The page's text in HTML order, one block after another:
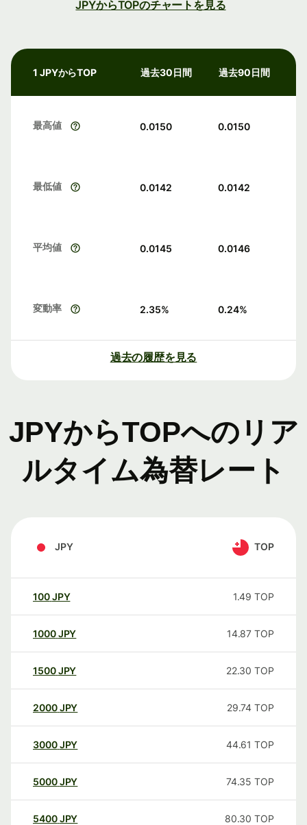
JPYからTOPのチャートを見る
1 JPYからTOP 過去30日間 過去90日間
最高値 0.0150 0.0150
最低値 0.0142 0.0142
平均値 0.0145 0.0146
変動率 2.35% 0.24%
過去の履歴を見る
JPYからTOPへのリア
ルタイム為替レート
JPY TOP
100JPY 1.49 TOP
1000JPY 14.87 TOP
1500JPY 22.30 TOP
2000JPY 29.74 TOP
3000JPY 44.61 TOP
5000JPY 74.35 TOP
5400JPY 80.30 TOP